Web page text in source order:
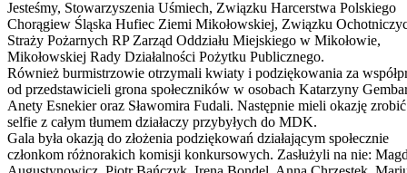
Jesteśmy, Stowarzyszenia Uśmiech, Związku Harcerstwa Polskiego
Chorągiew Śląska Hufiec Ziemi Mikołowskiej, Związku
Straży Pożarnych RP Zarząd Oddziału Miejskiego w Mikołowie,
Mikołowskiej Rady Działalności Pożytku Publicznego.
Również burmistrzowie otrzymali kwiaty i podziękowania za
od przedstawicieli grona społeczników w osobach Katarzyny
Anety Esnekier oraz Sławomira Fudali. Następnie mieli okazję
selfie z całym tłumem działaczy przybyłych do MDK.
Gala była okazją do złożenia podziękowań działającym społecznie
członkom różnorakich komisji konkursowych. Zasłużyli na nie: